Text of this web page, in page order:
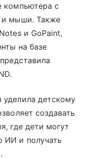
компьютера с
и мыши. Также
Notes и GoPaint,
на базе
уделила детскому
создавать
где дети могут
ИИ и получать